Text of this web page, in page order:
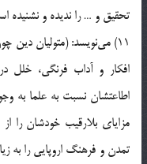
تحقیق‌ و … را ندیده‌ و نشنیده‌
11) می‌نویسد: (متولیان‌
افکار و آداب‌ فرنگی، خلل‌
اطاعتشان‌ نسبت‌ به‌ علما به‌
مزایای‌ بلارقیب‌ خودشان‌ را
تمدن‌ و فرهنگ‌ اروپایی‌ را به‌